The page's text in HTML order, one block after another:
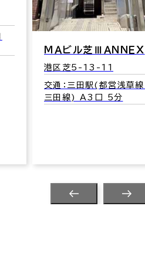
ＭＡビル芝ⅢＡＮＮＥＸ
港区芝5-13-11
交通：三田駅(都営浅草線
三田線) A3口 5分